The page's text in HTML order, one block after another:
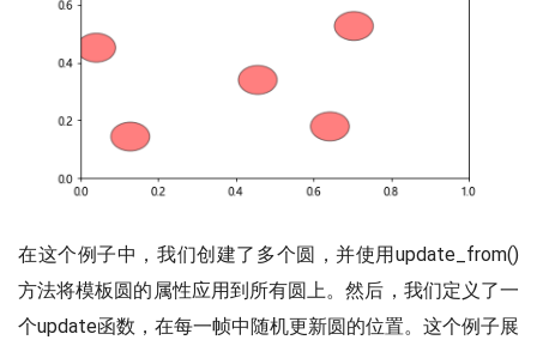
在这个例子中，我们创建了多个圆，并使用update_from()
方法将模板圆的属性应用到所有圆上。然后，我们定义了一
个update函数，在每一帧中随机更新圆的位置。这个例子展